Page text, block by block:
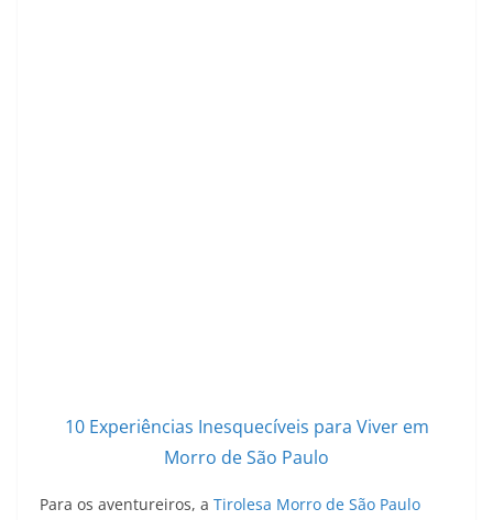
10 Experiências Inesquecíveis para Viver em
Morro de São Paulo
Para os aventureiros, a Tirolesa Morro de São Paulo